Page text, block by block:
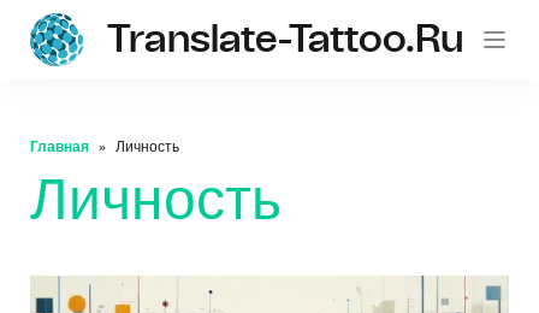
Translate-Tattoo.ru
Главная Личность
Личность